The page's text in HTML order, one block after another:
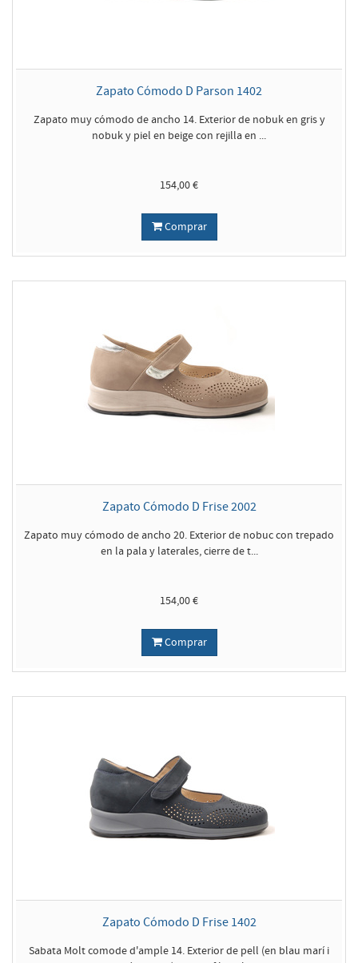
Zapato Cómodo D Parson 1402
Zapato muy cómodo de ancho 14. Exterior de nobuk en gris y
nobuk y piel en beige con rejilla en ...
154,00 €
Comprar
Zapato Cómodo D Frise 2002
Zapato muy cómodo de ancho 20. Exterior de nobuc con trepado
en la pala y laterales, cierre de t...
154,00 €
Comprar
Zapato Cómodo D Frise 1402
Sabata Molt comode d'ample 14. Exterior de pell (en blau marí i